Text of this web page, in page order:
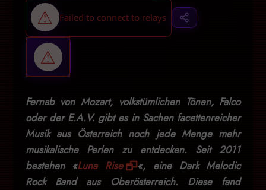
Fernab von Mozart, volkstümlichen Tönen, Falco
oder der E.A.V. gibt es in Sachen facettenreicher
Musik aus Österreich noch jede Menge mehr
musikalische Perlen zu entdecken. Seit 2011
bestehen «Luna Rise
«, eine Dark Melodic
Rock Band aus Oberösterreich. Diese fand